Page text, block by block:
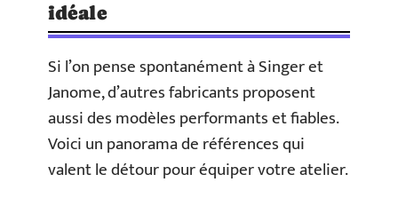
idéale
Si l’on pense spontanément à Singer et
Janome, d’autres fabricants proposent
aussi des modèles performants et fiables.
Voici un panorama de références qui
valent le détour pour équiper votre atelier.